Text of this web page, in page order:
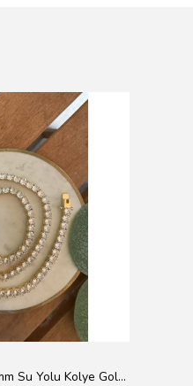
14K Altın Kaplama 4mm Su Yolu Kolye Gold 41cm